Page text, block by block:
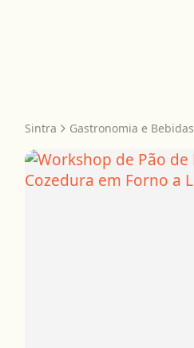
Sintra Gastronomia e Bebidas